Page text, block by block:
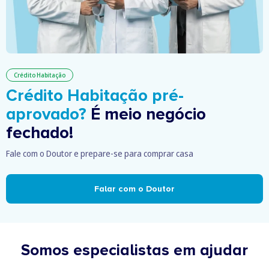
Crédito Habitação
Crédito Habitação pré-
aprovado? É meio negócio
fechado!
Fale com o Doutor e prepare-se para comprar casa
Falar com o Doutor
Somos especialistas em ajudar